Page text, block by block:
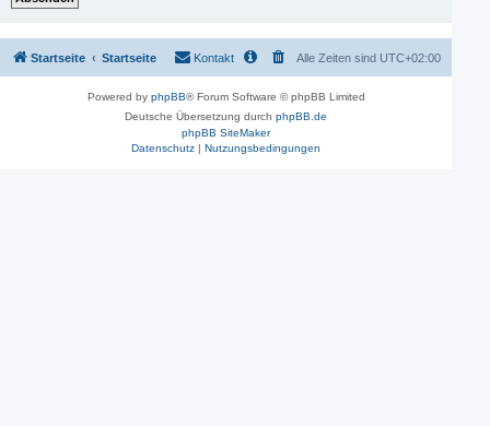
Startseite Startseite Alle Zeiten sind UTC+02:00
Kontakt
Powered by phpBB® Forum Software © phpBB Limited
Deutsche Übersetzung durchphpBB.de
phpBB SiteMaker
Datenschutz |Nutzungsbedingungen